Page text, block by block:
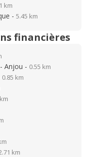
km
- 5.45 km
financières
Anjou - 0.55 km
0.85 km
km